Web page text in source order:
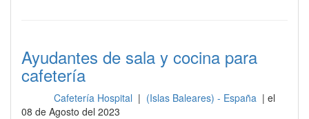
Ayudantes de sala y cocina para
cafetería
Cafetería Hospital | (Islas Baleares) - España | el
08 de Agosto del 2023